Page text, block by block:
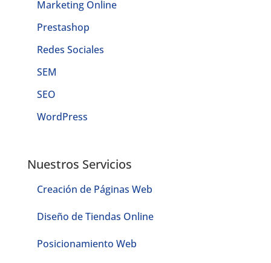
Marketing Online
Prestashop
Redes Sociales
SEM
SEO
WordPress
Nuestros Servicios
Creación de Páginas Web
Diseño de Tiendas Online
Posicionamiento Web